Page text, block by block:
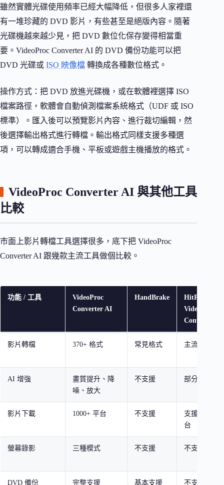
雖然實體光碟使用頻率已經大幅降低，但很多人家裡還
有一堆珍藏的 DVD 影片，有些甚至是絕版內容。隨著
光碟機越來越少見，把 DVD 數位化保存變得相當重
要。VideoProc Converter AI 的 DVD 備份功能可以把
DVD 光碟或 ISO 映像檔 轉換成各種數位格式。
操作方式：把 DVD 放進光碟機，或在軟體裡選擇 ISO
檔案路徑，軟體會自動偵測檔案系統格式（UDF 或 ISO
標準）。匯入後可以預覽影片內容、進行裁切編輯，然
後選擇輸出格式進行轉檔。輸出格式同樣支援多種選
項，可以轉成適合手機、平板或遊戲主機播放的格式。
VideoProc Converter AI 與其他工具
比較
市面上影片轉檔工具選擇很多，底下把 VideoProc
Converter AI 跟幾款主流工具做個比較。
功能 / 工具
VideoProc
Converter AI
HandBrake
HitPaw
Video
Converter
影片轉檔 370+ 格式 常見格式 主流格式
AI 增強
畫質提升、降
噪、放大
不支援 部分支援
影片下載 1000+ 平台 不支援
支援主流平
台
螢幕錄影 三種模式 不支援 不支援
DVD 備份 完整支援 基本支援 不支援